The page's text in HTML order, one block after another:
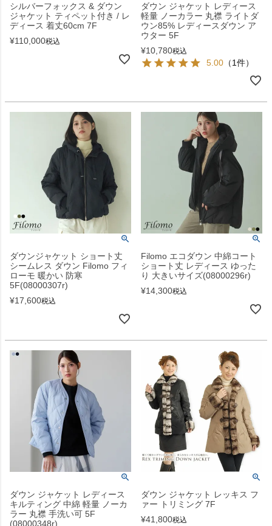
シルバーフォックス & ダウン
ジャケット ティペット付き / レ
ディース 着丈60cm 7F
¥110,000税込
ダウン ジャケット レディース
軽量 ノーカラー 丸襟 ライトダ
ウン85% レディースダウン ア
ウター 5F
¥10,780税込
5.00 （1件）
ダウンジャケット ショート丈
シームレス ダウン Filomo フィ
ローモ 暖かい 防寒
5F(08000307r)
¥17,600税込
Filomo エコダウン 中綿コート
ショート丈 レディース ゆった
り 大きいサイズ(08000296r)
¥14,300税込
ダウン ジャケット レディース
キルティング 中綿 軽量 ノーカ
ラー 丸襟 手洗い可 5F
(08000348r)
ダウン ジャケット レッキス フ
ァー トリミング 7F
¥41,800税込